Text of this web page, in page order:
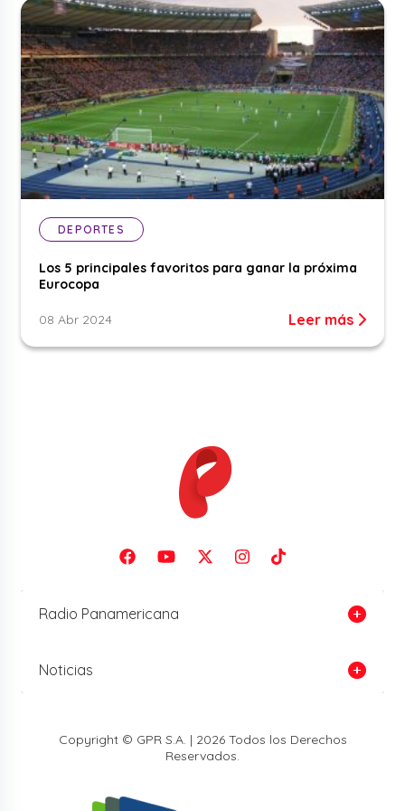
DEPORTES
Los 5 principales favoritos para ganar la próxima
Eurocopa
08 Abr 2024 Leer más
Radio Panamericana
Noticias
Copyright © GPR S.A. | 2026 Todos los Derechos
Reservados.